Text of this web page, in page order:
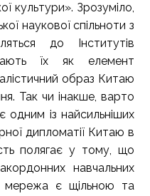
культури». Зрозуміло,
наукової спільноти з
до Інститутів
їх як елемент
образ Китаю
Так чи інакше, варто
із найсильніших
дипломатії Китаю в
полягає у тому, що
навчальних
мережа є щільною та